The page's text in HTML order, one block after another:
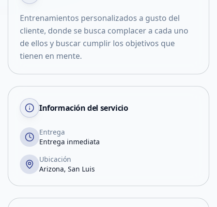
Entrenamientos personalizados a gusto del
cliente, donde se busca complacer a cada uno
de ellos y buscar cumplir los objetivos que
tienen en mente.
Información del servicio
Entrega
Entrega inmediata
Ubicación
Arizona, San Luis